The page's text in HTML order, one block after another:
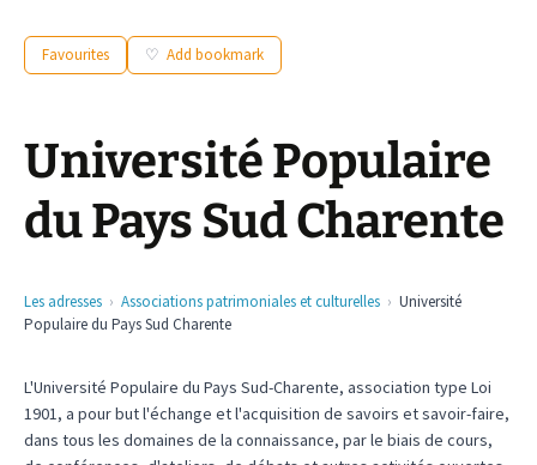
Favourites Add bookmark
Université Populaire
du Pays Sud Charente
Les adresses Associations patrimoniales et culturelles
Université
Populaire du Pays Sud Charente
L'Université Populaire du Pays Sud-Charente, association type Loi
1901, a pour but l'échange et l'acquisition de savoirs et savoir-faire,
dans tous les domaines de la connaissance, par le biais de cours,